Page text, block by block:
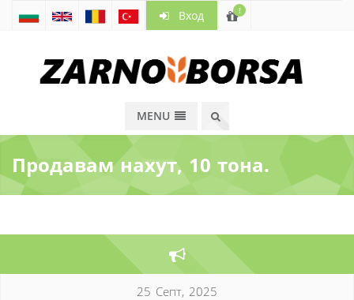
Вход !
MENU
Продавам нахут, 10 тона.
25 Септ, 2025